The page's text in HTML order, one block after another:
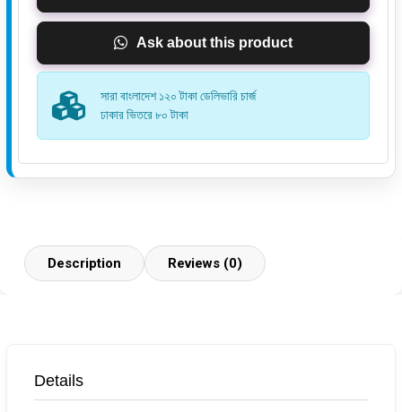
Ask about this product
সারা বাংলাদেশ ১২০ টাকা ডেলিভারি চার্জ
ঢাকার ভিতরে ৮০ টাকা
Description Reviews (0)
Details